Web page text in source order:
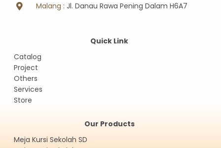
Malang : Jl. Danau Rawa Pening Dalam H6A7
Quick Link
Catalog
Project
Others
Services
Store
Our Products
Meja Kursi Sekolah SD